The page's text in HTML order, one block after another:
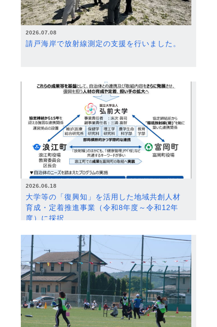
2026.07.08
請戸海岸で放射線測定の支援を行いました。
2026.06.18
大学等の「復興知」を活用した地域共創人材
育成・定着推進事業（令和8年度～令和12年
度）に採択